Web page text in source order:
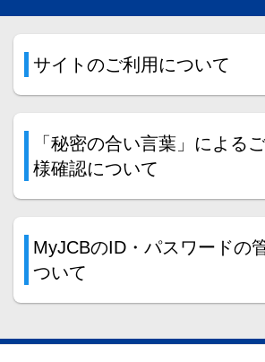
サイトのご利用について
「秘密の合い言葉」による
様確認について
MyJCBのID・パスワードの
ついて